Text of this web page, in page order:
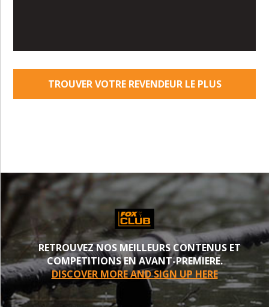
TROUVER VOTRE REVENDEUR LE PLUS
RETROUVEZ NOS MEILLEURS CONTENUS ET
COMPETITIONS EN AVANT-PREMIERE.
DISCOVER MORE AND SIGN UP HERE